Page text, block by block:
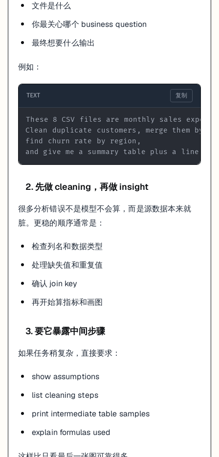
文件是什么
你最关心哪个 business question
最终想要什么输出
例如：
TEXT 复制
and give me a summary table plus a line
2. 先做 cleaning，再做 insight
很多分析错误不是模型不会算，而是源数据本来就
脏。更稳的顺序通常是：
检查列名和数据类型
处理缺失值和重复值
确认 join key
再开始算指标和画图
3. 要它暴露中间步骤
如果任务稍复杂，直接要求：
show assumptions
list cleaning steps
print intermediate table samples
explain formulas used